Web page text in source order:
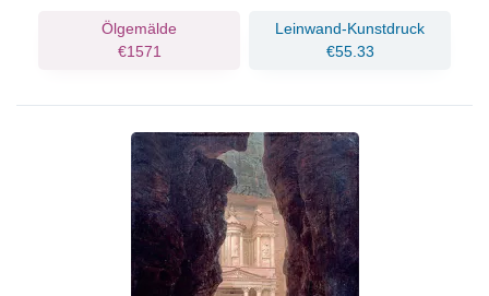
Ölgemälde
€1571
Leinwand-Kunstdruck
€55.33